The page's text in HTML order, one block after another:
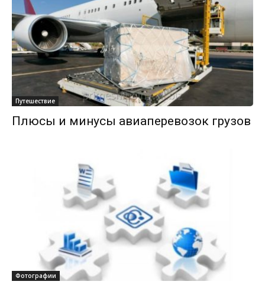
Путешествие
Плюсы и минусы авиаперевозок грузов
Фотографии